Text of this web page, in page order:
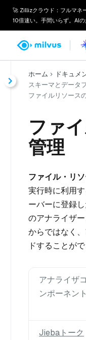
🚀 Zillizクラウド：フルマネ
10倍速い。手間いらず。AIの
ホーム ドキュメ
スキーマとデータ
ファイルリソース
ファ
管理
ファイル・リ
実行時に利用
ーバーに登録
のアナライザ
からではなく
ドすることが
アナライザコ
ンポーネント
Jiebaトーク